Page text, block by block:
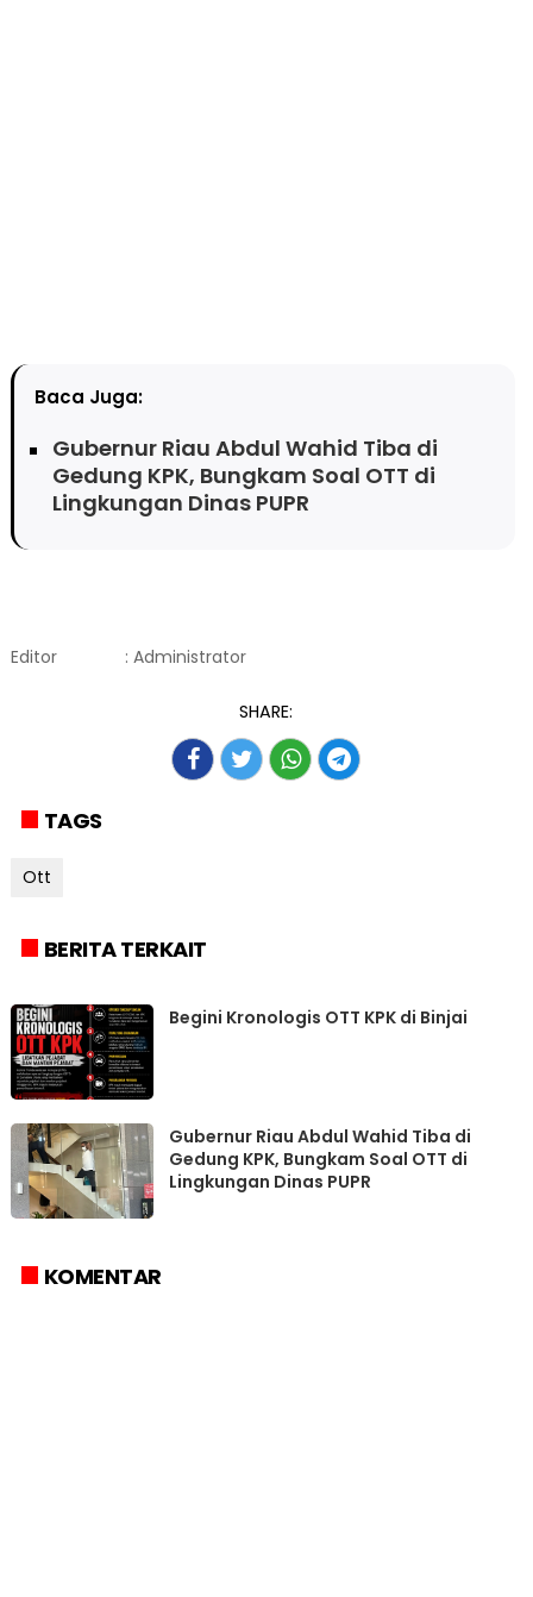
Baca Juga:
Gubernur Riau Abdul Wahid Tiba di
Gedung KPK, Bungkam Soal OTT di
Lingkungan Dinas PUPR
Editor : Administrator
SHARE:
TAGS
Ott
BERITA TERKAIT
Begini Kronologis OTT KPK di Binjai
Gubernur Riau Abdul Wahid Tiba di
Gedung KPK, Bungkam Soal OTT di
Lingkungan Dinas PUPR
KOMENTAR